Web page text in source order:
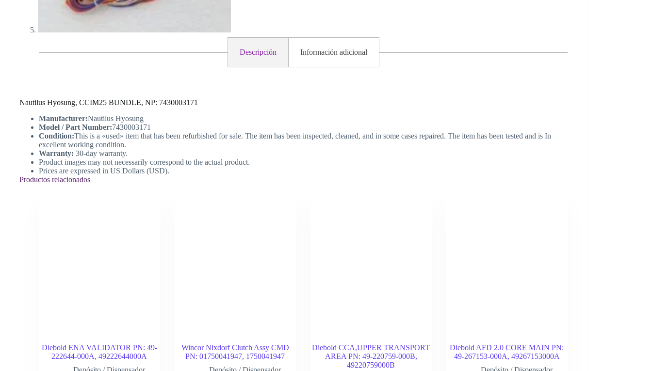
Descripción Información adicional
Nautilus Hyosung, CCIM25 BUNDLE, NP: 7430003171
Manufacturer:Nautilus Hyosung
Model / Part Number:7430003171
Condition:This is a «used» item that has been refurbished for sale. The item has been inspected, cleaned, and in some cases repaired. The item has been tested and is In
excellent working condition.
Warranty: 30-day warranty.
Product images may not necessarily correspond to the actual product.
Prices are expressed in US Dollars (USD).
Productos relacionados
Diebold ENA VALIDATOR PN: 49-
222644-000A, 49222644000A
Wincor Nixdorf Clutch Assy CMD
PN: 01750041947, 1750041947
Diebold CCA,UPPER TRANSPORT
AREA PN: 49-220759-000B,
49220759000B
Diebold AFD 2.0 CORE MAIN PN:
49-267153-000A, 49267153000A